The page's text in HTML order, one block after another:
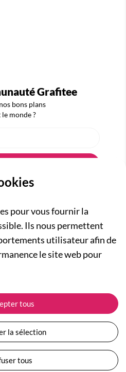
Grafitee
bons plans
monde ?
?
pour vous fournir la
Ils nous permettent
utilisateur afin de
le site web pour
tous
la sélection
tous